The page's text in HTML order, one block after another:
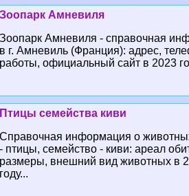
Зоопарк Амневиля
Зоопарк Амневиля - справочная
в г. Амневиль (Франция): адрес,
работы, официальный сайт в 2023
Птицы семейства киви
Справочная информация о
- птицы, семейство - киви: ареал
размеры, внешний вид животных в
году...